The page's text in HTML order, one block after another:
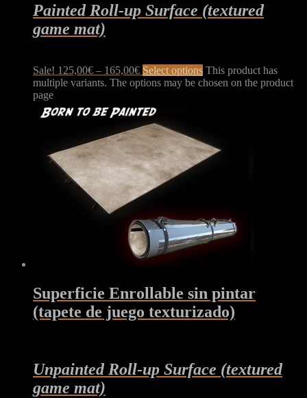
Painted Roll-up Surface (textured
game mat)
Sale! 125,00€ – 165,00€ Select options This product has
multiple variants. The options may be chosen on the product
page
Superficie Enrollable sin pintar
(tapete de juego texturizado)
Unpainted Roll-up Surface (textured
game mat)